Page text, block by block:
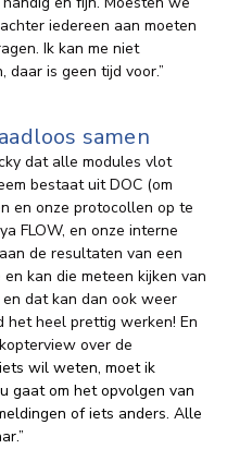
iedereen aan moeten
Ik kan me niet
is geen tijd voor.”
samen
dat alle modules vlot
bestaat uit DOC (om
en onze protocollen op te
FLOW, en onze interne
de resultaten van een
kan die meteen kijken van
dat kan dan ook weer
het heel prettig werken! En
over de
wil weten, moet ik
gaat om het opvolgen van
of iets anders. Alle